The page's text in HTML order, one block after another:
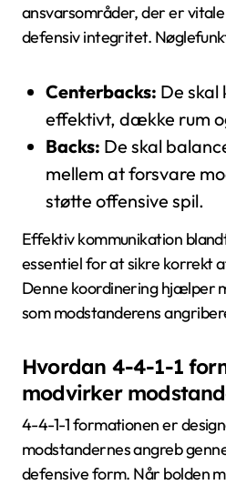
ansvarsområder, der er
defensiv integritet.
Centerbacks: De skal
effektivt, dække rum
Backs: De skal
mellem at forsvare
støtte offensive spil.
Effektiv kommunikation
essentiel for at sikre korrekt
Denne koordinering hjælper
som modstanderens
Hvordan 4-4-1-1
modvirker
4-4-1-1 formationen er
modstandernes angreb
defensive form. Når bolden